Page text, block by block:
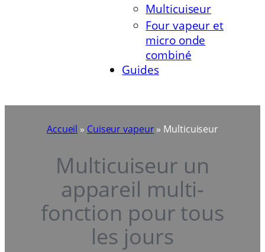
Multicuiseur
Four vapeur et
micro onde
combiné
Guides
Accueil » Cuiseur vapeur» Multicuiseur
Multicuiseur un
appareil multi-
fonction pour tous
les jours